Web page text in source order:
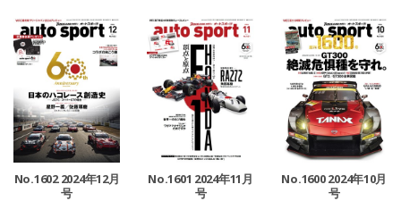
No.1602 2024年12月
号
No.1601 2024年11月
号
No.1600 2024年10月
号